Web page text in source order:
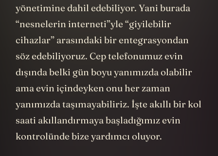
yönetimine dahil edebiliyor. Yani burada
“nesnelerin interneti”yle “giyilebilir
cihazlar” arasındaki bir entegrasyondan
söz edebiliyoruz. Cep telefonumuz evin
dışında belki gün boyu yanımızda olabilir
ama evin içindeyken onu her zaman
yanımızda taşımayabiliriz. İşte akıllı bir kol
saati akıllandırmaya başladığımız evin
kontrolünde bize yardımcı oluyor.